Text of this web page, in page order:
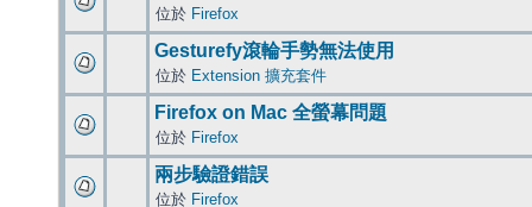
位於 Firefox
Gesturefy滾輪手勢無法使用
位於 Extension 擴充套件
Firefox on Mac 全螢幕問題
位於 Firefox
兩步驗證錯誤
位於 Firefox